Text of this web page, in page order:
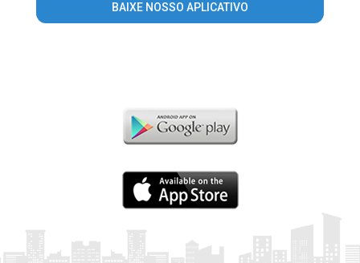
BAIXE NOSSO APLICATIVO